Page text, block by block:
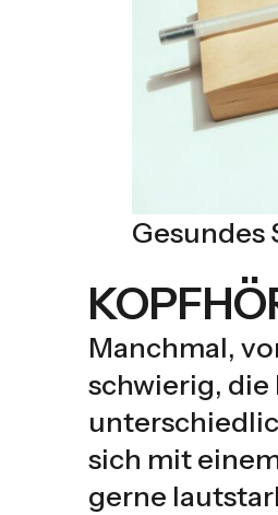
Gesundes
Manchmal,
schwierig,
sich mit
gerne